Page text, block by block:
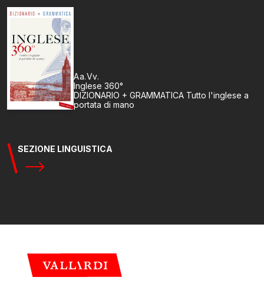
Aa.Vv.
Inglese 360°
DIZIONARIO + GRAMMATICA Tutto l'inglese a
portata di mano
SEZIONE LINGUISTICA